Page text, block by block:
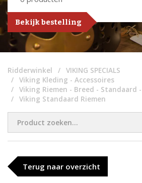
Bekijk bestelling
Ridderwinkel
VIKING SPECIALS
Viking Kleding - Accessoires
Viking Riemen - Breed - Standaard
Viking Standaard Riemen
Terug naar overzicht